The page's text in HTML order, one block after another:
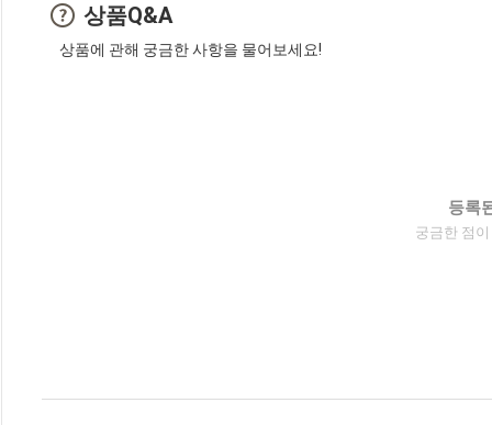
상품Q&A
상품에 관해 궁금한 사항을 물어보세요!
등록
궁금한 점